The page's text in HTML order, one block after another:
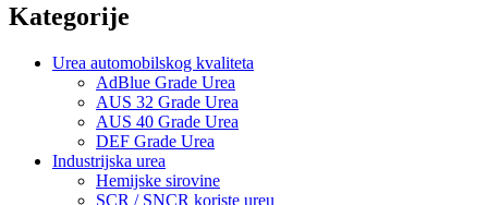
Kategorije
Urea automobilskog kvaliteta
AdBlue Grade Urea
AUS 32 Grade Urea
AUS 40 Grade Urea
DEF Grade Urea
Industrijska urea
Hemijske sirovine
SCR / SNCR koriste ureu